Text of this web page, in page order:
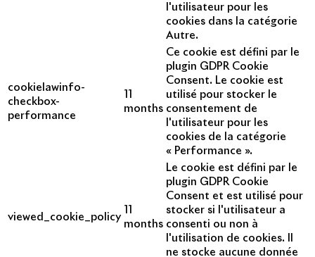
l'utilisateur pour les
cookies dans la catégorie
Autre.
cookielawinfo-
checkbox-
performance
months
Ce cookie est défini par le
plugin GDPR Cookie
Consent. Le cookie est
utilisé pour stocker le
consentement de
l'utilisateur pour les
cookies de la catégorie
« Performance ».
viewed_cookie_policy
months
Le cookie est défini par le
plugin GDPR Cookie
Consent et est utilisé pour
stocker si l'utilisateur a
consenti ou non à
l'utilisation de cookies. Il
ne stocke aucune donnée